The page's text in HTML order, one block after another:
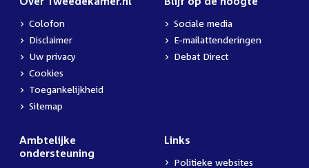
Colofon
Disclaimer
Uw privacy
Cookies
Toegankelijkheid
Sitemap
Sociale media
E-mailattenderingen
Debat Direct
Ambtelijke
ondersteuning
Links
Politieke websites